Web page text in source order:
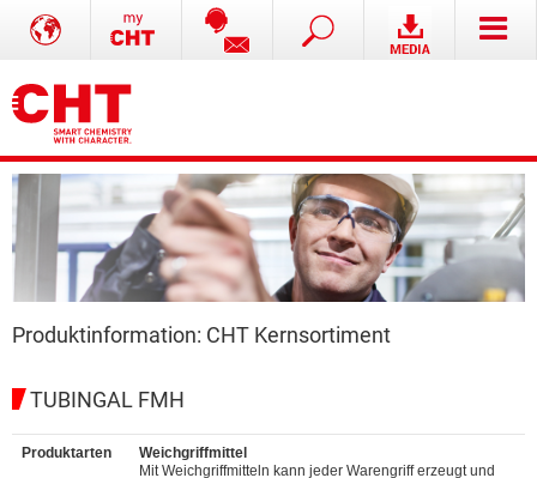
Produktinformation: CHT Kernsortiment
TUBINGAL FMH
Produktarten
Weichgriffmittel
Mit Weichgriffmitteln kann jeder Warengriff erzeugt und